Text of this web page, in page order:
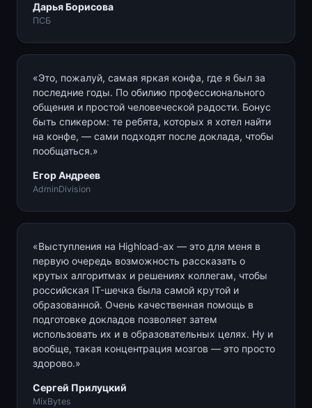
Дарья Борисова
ПСБ
«Это, пожалуй, самая яркая конфа, где я был за
последние годы. По обилию профессионального
общения и простой человеческой радости. Бонус
быть спикером: те ребята, которых я хотел найти
на конфе, — сами подходят после доклада, чтобы
пообщаться.»
Егор Андреев
AdminDivision
«Выступления на Highload-ах — это для меня в
первую очередь возможность рассказать о
крутых алгоритмах и решениях коллегам, чтобы
российская IT-шечка была самой крутой и
образованной. Очень качественная помощь в
подготовке докладов позволяет затем
использовать их и в образовательных целях. Ну и
вообще, такая концентрация мозгов — это просто
здорово.»
Сергей Прилуцкий
MixBytes